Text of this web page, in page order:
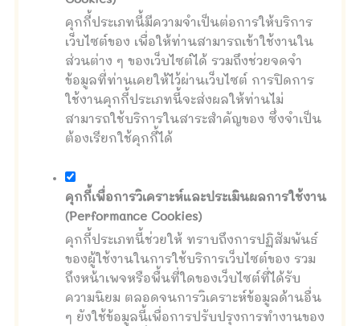
คุกกี้ประเภทนี้มีความจำเป็นต่อการให้บริการ
เว็บไซต์ของ เพื่อให้ท่านสามารถเข้าใช้งานใน
ส่วนต่าง ๆ ของเว็บไซต์ได้ รวมถึงช่วยจดจำ
ข้อมูลที่ท่านเคยให้ไว้ผ่านเว็บไซต์ การปิดการ
ใช้งานคุกกี้ประเภทนี้จะส่งผลให้ท่านไม่
สามารถใช้บริการในสาระสำคัญของ ซึ่งจำเป็น
ต้องเรียกใช้คุกกี้ได้
คุกกี้เพื่อการวิเคราะห์และประเมินผลการใช้งาน
(Performance Cookies)
คุกกี้ประเภทนี้ช่วยให้ ทราบถึงการปฏิสัมพันธ์
ของผู้ใช้งานในการใช้บริการเว็บไซต์ของ รวม
ถึงหน้าเพจหรือพื้นที่ใดของเว็บไซต์ที่ได้รับ
ความนิยม ตลอดจนการวิเคราะห์ข้อมูลด้านอื่น
ๆ ยังใช้ข้อมูลนี้เพื่อการปรับปรุงการทำงานของ